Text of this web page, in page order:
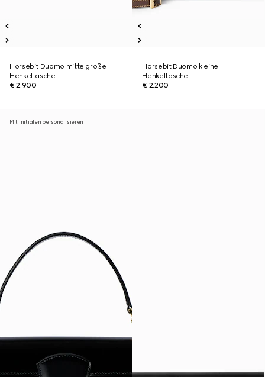
Horsebit Duomo mittelgroße
Henkeltasche
€ 2.900
Horsebit Duomo kleine
Henkeltasche
€ 2.200
Mit Initialen personalisieren